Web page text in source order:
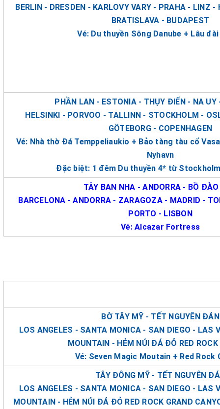
BERLIN - DRESDEN - KARLOVY VARY - PRAHA - LINZ
BRATISLAVA - BUDAPEST
Vé: Du thuyền Sông Danube + Lâu
PHẦN LAN - ESTONIA - THỤY ĐIỂN - NA
HELSINKI - PORVOO - TALLINN - STOCKHOLM -
GÖTEBORG - COPENHAGEN
Vé: Nhà thờ Đá Temppeliaukio + Bảo tàng tàu cổ
Nyhavn
Đặc biệt: 1 đêm Du thuyền 4* từ
TÂY BAN NHA - ANDORRA - BỒ
BARCELONA - ANDORRA - ZARAGOZA - MADRID -
PORTO - LISBON
Vé: Alcazar Fortress
BỜ TÂY MỸ - TẾT NGUYÊN ĐÁN
LOS ANGELES - SANTA MONICA - SAN DIEGO - LAS
MOUNTAIN - HẺM NÚI ĐÁ ĐỎ RED
Vé: Seven Magic Moutain + Red Rock
TÂY ĐÔNG MỸ - TẾT NGUYÊN
LOS ANGELES - SANTA MONICA - SAN DIEGO - LAS
MOUNTAIN - HẺM NÚI ĐÁ ĐỎ RED ROCK GRAND